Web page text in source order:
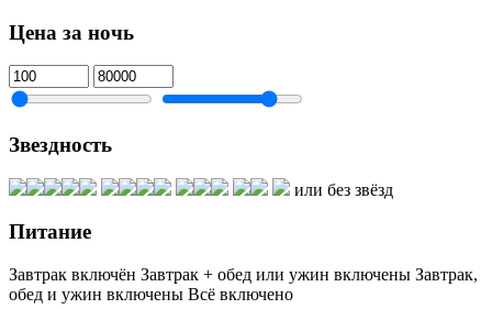
Цена за ночь
Звездность
или без звёзд
Питание
Завтрак включён Завтрак + обед или ужин включены Завтрак,
обед и ужин включены Всё включено